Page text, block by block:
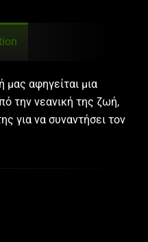
μας αφηγείται μια
την νεανική της ζωή,
για να συναντήσει τον
ως φαντάρος στην